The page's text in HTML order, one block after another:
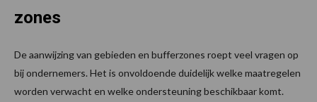
zones
De aanwijzing van gebieden en bufferzones roept veel vragen op
bij ondernemers. Het is onvoldoende duidelijk welke maatregelen
worden verwacht en welke ondersteuning beschikbaar komt.